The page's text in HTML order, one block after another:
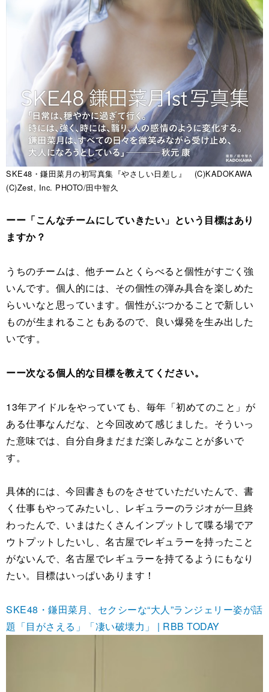
SKE48・鎌田菜月の初写真集『やさしい日差し』 (C)KADOKAWA
(C)Zest, Inc. PHOTO/田中智久
ーー「こんなチームにしていきたい」という目標はあり
ますか？
うちのチームは、他チームとくらべると個性がすごく強
いんです。個人的には、その個性の弾み具合を楽しめた
らいいなと思っています。個性がぶつかることで新しい
ものが生まれることもあるので、良い爆発を生み出した
いです。
ーー次なる個人的な目標を教えてください。
13年アイドルをやっていても、毎年「初めてのこと」が
ある仕事なんだな、と今回改めて感じました。そういっ
た意味では、自分自身まだまだ楽しみなことが多いで
す。
具体的には、今回書きものをさせていただいたんで、書
く仕事もやってみたいし、レギュラーのラジオが一旦終
わったんで、いまはたくさんインプットして喋る場でア
ウトプットしたいし、名古屋でレギュラーを持ったこと
がないんで、名古屋でレギュラーを持てるようにもなり
たい。目標はいっぱいあります！
SKE48・鎌田菜月、セクシーな“大人”ランジェリー姿が話
題「目がさえる」「凄い破壊力」 | RBB TODAY